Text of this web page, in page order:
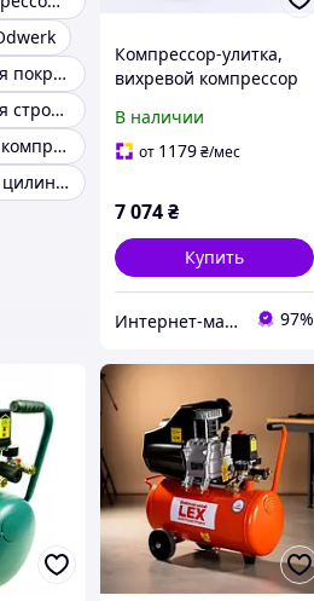
Компрессор для покрасочных работ
Компрессор для строительства
Строительный компрессор
Компрессор 3х цилиндровый
Компрессор-улитка,
вихревой компрессор
промышленного
рыбоводства SunSun
В наличии
от 1179₴/мес
7 074₴
Купить
Интернет-магазин аквариумистики "Катран" 97%